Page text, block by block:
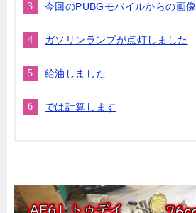
今回のPUBGモバイルからの画
ガソリンランプが点灯しました
給油しました
では計算します